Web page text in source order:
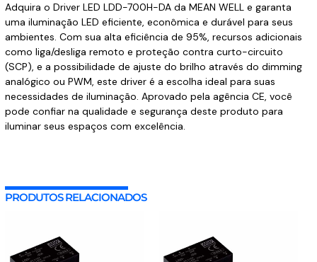
Adquira o Driver LED LDD-700H-DA da MEAN WELL e garanta
uma iluminação LED eficiente, econômica e durável para seus
ambientes. Com sua alta eficiência de 95%, recursos adicionais
como liga/desliga remoto e proteção contra curto-circuito
(SCP), e a possibilidade de ajuste do brilho através do dimming
analógico ou PWM, este driver é a escolha ideal para suas
necessidades de iluminação. Aprovado pela agência CE, você
pode confiar na qualidade e segurança deste produto para
iluminar seus espaços com excelência.
PRODUTOS RELACIONADOS